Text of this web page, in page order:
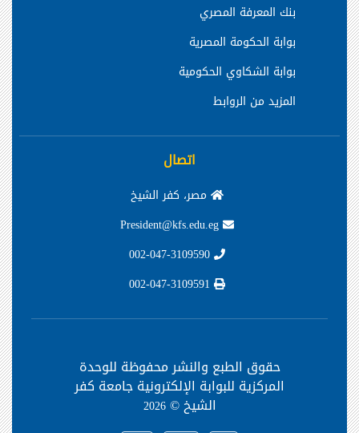
بنك المعرفة المصري
بوابة الحكومة المصرية
بوابة الشكاوي الحكومية
المزيد من الروابط
اتصال
مصر، كفر الشيخ
حقوق الطبع والنشر محفوظة للوحدة
المركزية للبوابة الإلكترونية جامعة كفر
الشيخ ©2026